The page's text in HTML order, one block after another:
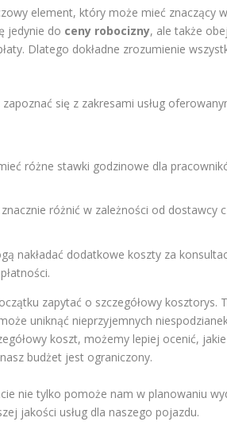
element, który może mieć znaczący
jedynie do ceny robocizny, ale także
Dlatego dokładne zrozumienie
się z zakresami usług
różne stawki godzinowe dla
różnić w zależności od dostawcy
nakładać dodatkowe koszty za
zapytać o szczegółowy kosztorys.
uniknąć nieprzyjemnych
koszt, możemy lepiej ocenić,
budżet jest ograniczony.
nie tylko pomoże nam w planowaniu
jakości usług dla naszego pojazdu.